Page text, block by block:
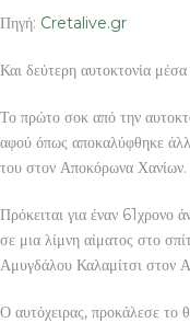
Πηγή: Cretalive.gr
Και δεύτερη αυτοκτονία
Το πρώτο σοκ από την
αφού όπως αποκαλύφθηκε
του στον Αποκόρωνα Χανίων.
Πρόκειται για έναν 61χρονο
σε μια λίμνη αίματος στο
Αμυγδάλου Καλαμίτσι στον
Ο αυτόχειρας, προκάλεσε το